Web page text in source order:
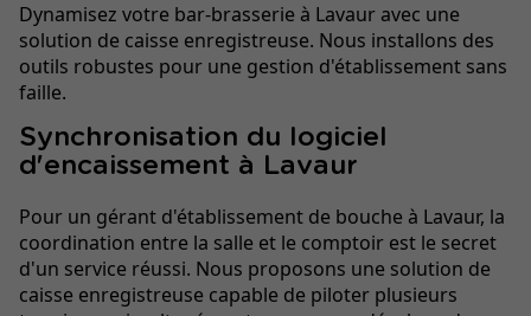
Dynamisez votre bar-brasserie à Lavaur avec une
solution de caisse enregistreuse. Nous installons des
outils robustes pour une gestion d'établissement sans
faille.
Synchronisation du logiciel
d'encaissement à Lavaur
Pour un gérant d'établissement de bouche à Lavaur, la
coordination entre la salle et le comptoir est le secret
d'un service réussi. Nous proposons une solution de
caisse enregistreuse capable de piloter plusieurs